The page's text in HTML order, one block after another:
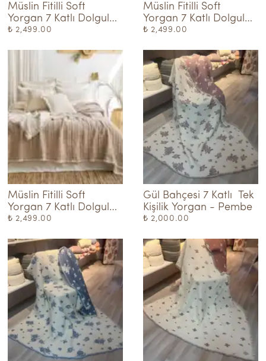
Müslin Fitilli Soft
Yorgan 7 Katlı Dolgulu
Mürdüm
₺ 2,499.00
Müslin Fitilli Soft
Yorgan 7 Katlı Dolgulu
Haki
₺ 2,499.00
Müslin Fitilli Soft
Yorgan 7 Katlı Dolgulu
Bej
₺ 2,499.00
Gül Bahçesi 7 Katlı  Tek
Kişilik Yorgan - Pembe
₺ 2,000.00